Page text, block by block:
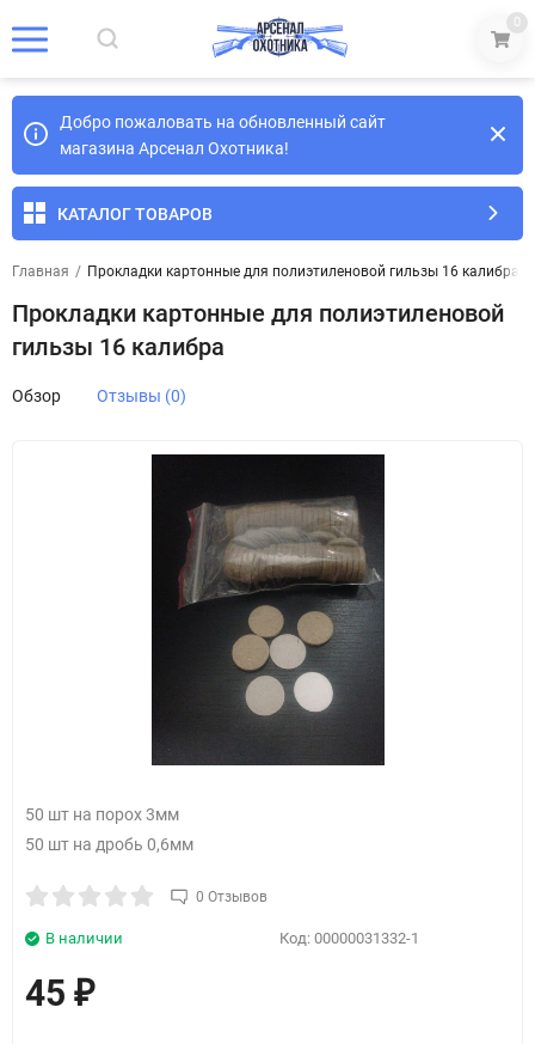
0
Добро пожаловать на обновленный сайт
магазина Арсенал Охотника!
КАТАЛОГ ТОВАРОВ
Главная / Прокладки картонные для полиэтиленовой гильзы 16 калибра
Прокладки картонные для полиэтиленовой
гильзы 16 калибра
Обзор Отзывы (0)
50 шт на порох 3мм
50 шт на дробь 0,6мм
0 Отзывов
Код: 00000031332-1
В наличии
45 ₽